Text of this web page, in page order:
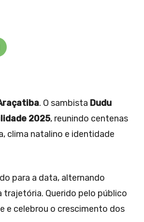
. O sambista Dudu
2025, reunindo centenas
clima natalino e identidade
para a data, alternando
trajetória. Querido pelo público
e celebrou o crescimento dos